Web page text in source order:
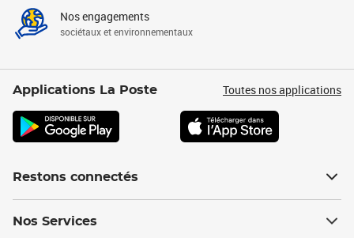
Nos engagements
sociétaux et environnementaux
Applications La Poste Toutes nos applications
Restons connectés
Nos Services